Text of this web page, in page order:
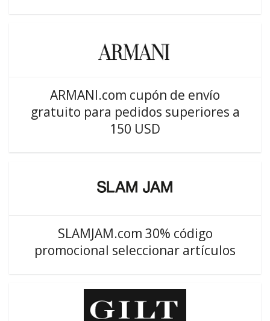
ARMANI.com cupón de envío
gratuito para pedidos superiores a
150 USD
SLAMJAM.com 30% código
promocional seleccionar artículos